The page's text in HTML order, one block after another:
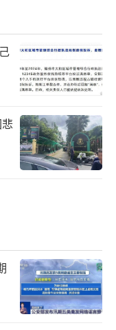
，但需要使用
议干洗，因为
绒服的保暖性
切记不要用真空
绒质量。（责任